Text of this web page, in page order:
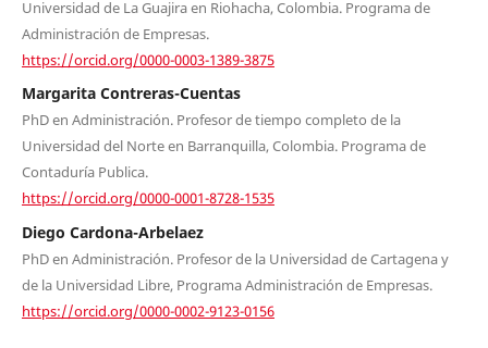
Universidad de La Guajira en Riohacha, Colombia. Programa de
Administración de Empresas.
https://orcid.org/0000-0003-1389-3875
Margarita Contreras-Cuentas
PhD en Administración. Profesor de tiempo completo de la
Universidad del Norte en Barranquilla, Colombia. Programa de
Contaduría Publica.
https://orcid.org/0000-0001-8728-1535
Diego Cardona-Arbelaez
PhD en Administración. Profesor de la Universidad de Cartagena y
de la Universidad Libre, Programa Administración de Empresas.
https://orcid.org/0000-0002-9123-0156